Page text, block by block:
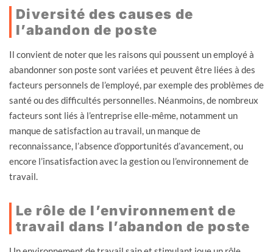
Diversité des causes de
l’abandon de poste
Il convient de noter que les raisons qui poussent un employé à
abandonner son poste sont variées et peuvent être liées à des
facteurs personnels de l’employé, par exemple des problèmes de
santé ou des difficultés personnelles. Néanmoins, de nombreux
facteurs sont liés à l’entreprise elle-même, notamment un
manque de satisfaction au travail, un manque de
reconnaissance, l’absence d’opportunités d’avancement, ou
encore l’insatisfaction avec la gestion ou l’environnement de
travail.
Le rôle de l’environnement de
travail dans l’abandon de poste